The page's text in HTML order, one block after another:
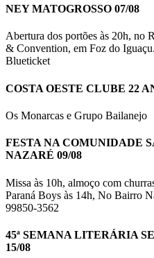
NEY MATOGROSSO 07/08
Abertura dos portões às 20h, no
& Convention, em Foz do
Blueticket
COSTA OESTE CLUBE 22
Os Monarcas e Grupo Bailanejo
FESTA NA COMUNIDADE
NAZARÉ 09/08
Missa às 10h, almoço com
Paraná Boys às 14h, No Bairro
99850-3562
45ª SEMANA LITERÁRIA
15/08